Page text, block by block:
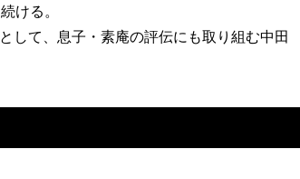
ける。
して、息子・素庵の評伝にも取り組む中田